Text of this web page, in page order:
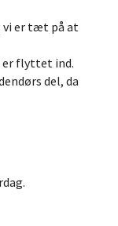
vi er tæt på at
er flyttet ind.
del, da